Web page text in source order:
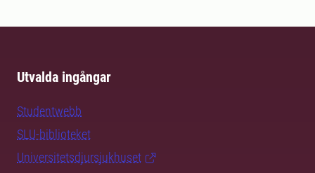
Utvalda ingångar
Studentwebb
SLU-biblioteket
Universitetsdjursjukhuset